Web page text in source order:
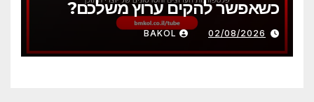
כשאפשר להקים ערוץ משלכם?
02/08/2026
BAKOL